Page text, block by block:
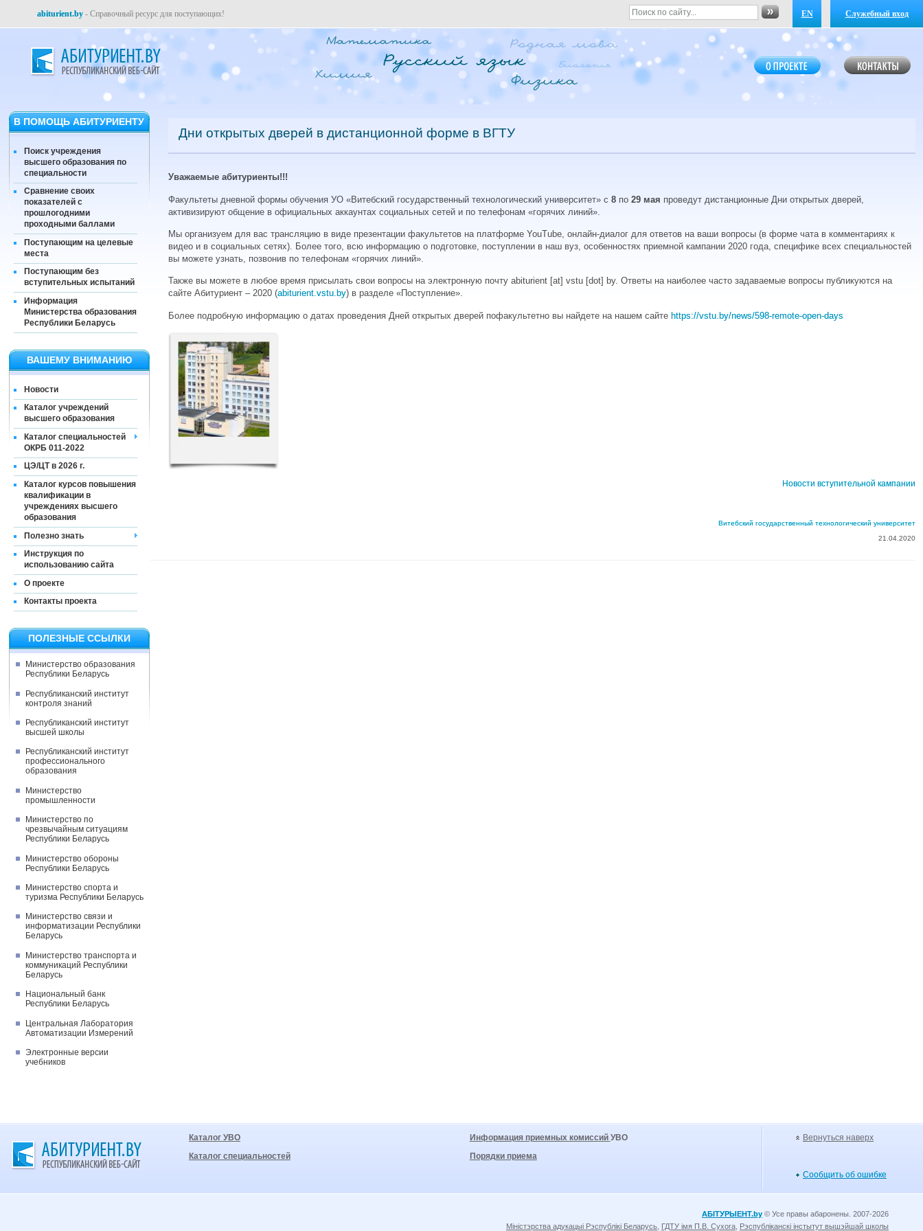
EN Служебный вход
abiturient.by - Справочный ресурс для поступающих!
В ПОМОЩЬ АБИТУРИЕНТУ
Поиск учреждения
высшего образования по
специальности
Сравнение своих
показателей с
прошлогодними
проходными баллами
Поступающим на целевые
места
Поступающим без
вступительных испытаний
Информация
Министерства образования
Республики Беларусь
ВАШЕМУ ВНИМАНИЮ
Новости
Каталог учреждений
высшего образования
Каталог специальностей
ОКРБ 011-2022
ЦЭ/ЦТ в 2026 г.
Каталог курсов повышения
квалификации в
учреждениях высшего
образования
Полезно знать
Инструкция по
использованию сайта
О проекте
Контакты проекта
ПОЛЕЗНЫЕ ССЫЛКИ
Министерство образования
Республики Беларусь
Республиканский институт
контроля знаний
Республиканский институт
высшей школы
Республиканский институт
профессионального
образования
Министерство
промышленности
Министерство по
чрезвычайным ситуациям
Республики Беларусь
Министерство обороны
Республики Беларусь
Министерство спорта и
туризма Республики Беларусь
Министерство связи и
информатизации Республики
Беларусь
Министерство транспорта и
коммуникаций Республики
Беларусь
Национальный банк
Республики Беларусь
Центральная Лаборатория
Автоматизации Измерений
Электронные версии
учебников
Дни открытых дверей в дистанционной форме в ВГТУ
Уважаемые абитуриенты!!!
Факультеты дневной формы обучения УО «Витебский государственный технологический университет» с 8 по 29 мая проведут дистанционные Дни открытых дверей,
активизируют общение в официальных аккаунтах социальных сетей и по телефонам «горячих линий».
Мы организуем для вас трансляцию в виде презентации факультетов на платформе YouTube, онлайн-диалог для ответов на ваши вопросы (в форме чата в комментариях к
видео и в социальных сетях). Более того, всю информацию о подготовке, поступлении в наш вуз, особенностях приемной кампании 2020 года, специфике всех специальностей
вы можете узнать, позвонив по телефонам «горячих линий».
Также вы можете в любое время присылать свои вопросы на электронную почту abiturient [at] vstu [dot] by. Ответы на наиболее часто задаваемые вопросы публикуются на
сайте Абитуриент – 2020 (abiturient.vstu.by) в разделе «Поступление».
Более подробную информацию о датах проведения Дней открытых дверей пофакультетно вы найдете на нашем сайте https://vstu.by/news/598-remote-open-days
Новости вступительной кампании
Витебский государственный технологический университет
21.04.2020
Вернуться наверх
Сообщить об ошибке
Каталог УВО
Каталог специальностей
Информация приемных комиссий УВО
Порядки приема
АБІТУРЫЕНТ.by © Усе правы абаронены. 2007-2026
Міністэрства адукацыі Рэспублікі Беларусь
ГДТУ імя П.В. Сухога Рэспубліканскі інстытут вышэйшай школы